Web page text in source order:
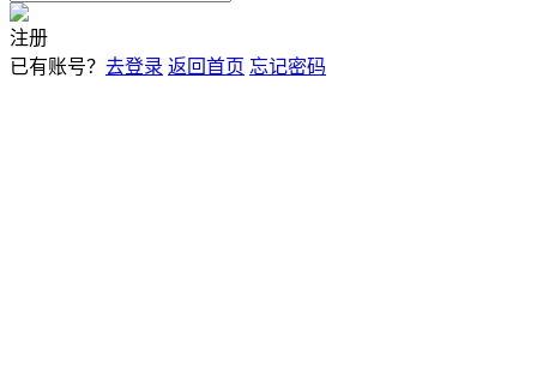
注册
已有账号？ 去登录 返回首页 忘记密码